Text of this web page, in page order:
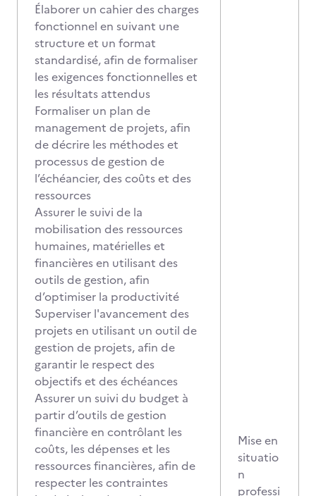
Élaborer un cahier des charges
fonctionnel en suivant une
structure et un format
standardisé, afin de formaliser
les exigences fonctionnelles et
les résultats attendus
Formaliser un plan de
management de projets, afin
de décrire les méthodes et
processus de gestion de
l’échéancier, des coûts et des
ressources
Assurer le suivi de la
mobilisation des ressources
humaines, matérielles et
financières en utilisant des
outils de gestion, afin
d’optimiser la productivité
Superviser l'avancement des
projets en utilisant un outil de
gestion de projets, afin de
garantir le respect des
objectifs et des échéances
Assurer un suivi du budget à
partir d’outils de gestion
financière en contrôlant les
coûts, les dépenses et les
ressources financières, afin de
respecter les contraintes
Mise en
situatio
n
professi